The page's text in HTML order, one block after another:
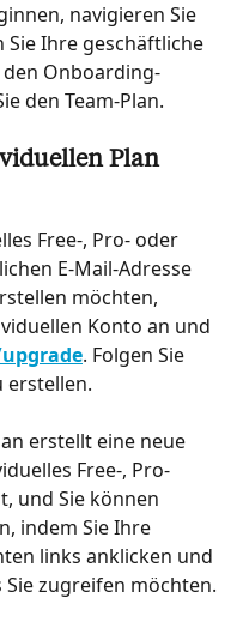
navigieren Sie
Sie Ihre geschäftliche
den Onboarding-
den Team-Plan.
Plan
Free-, Pro- oder
E-Mail-Adresse
möchten,
Konto an und
. Folgen Sie
erstellen.
erstellt eine neue
Free-, Pro-
und Sie können
indem Sie Ihre
links anklicken und
zugreifen möchten.